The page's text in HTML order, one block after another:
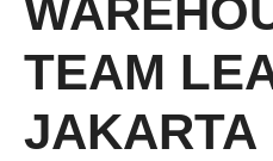
TEAM
JAKARTA